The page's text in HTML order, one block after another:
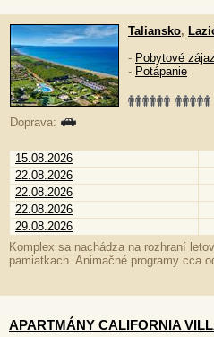
Taliansko,
- Pobytové
- Potápanie
Doprava:
15.08.2026
22.08.2026
22.08.2026
22.08.2026
29.08.2026
Komplex sa nachádza na rozhraní
pamiatkach. Animačné programy cca
APARTMÁNY CALIFORNIA